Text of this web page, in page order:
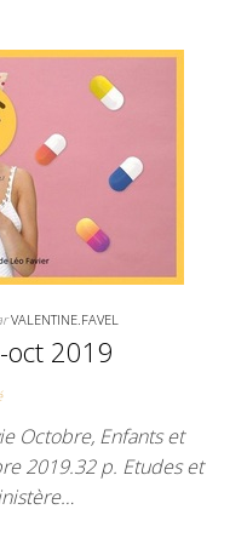
VALENTINE.FAVEL
oct 2019
Octobre, Enfants et
2019.32 p. Etudes et